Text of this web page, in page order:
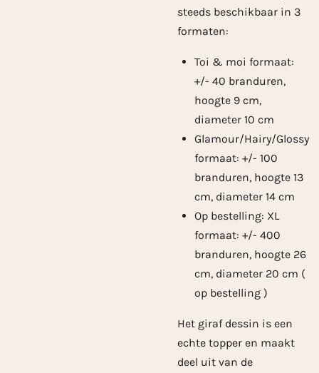
steeds beschikbaar in 3
formaten:
Toi & moi formaat:
+/- 40 branduren,
hoogte 9 cm,
diameter 10 cm
Glamour/Hairy/Glossy
formaat: +/- 100
branduren, hoogte 13
cm, diameter 14 cm
Op bestelling: XL
formaat: +/- 400
branduren, hoogte 26
cm, diameter 20 cm (
op bestelling )
Het giraf dessin is een
echte topper en maakt
deel uit van de